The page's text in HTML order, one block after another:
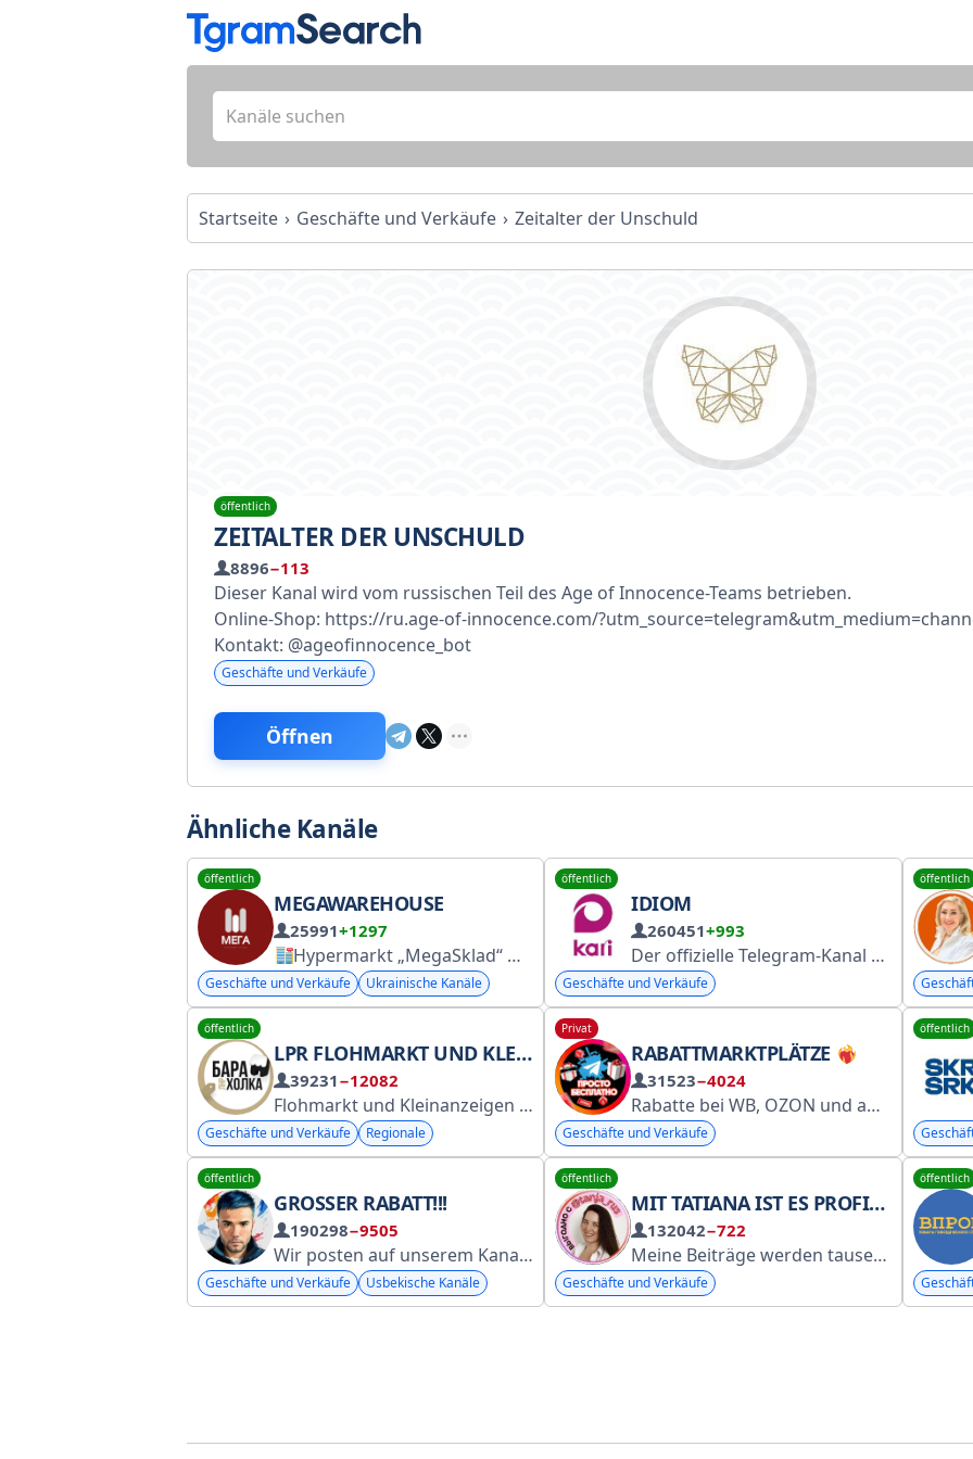
Startseite Geschäfte und Verkäufe Zeitalter der Unschuld
öffentlich
ZEITALTER DER UNSCHULD
8896−113
Dieser Kanal wird vom russischen Teil des Age of Innocence-Teams betrieben.
Online-Shop: https://ru.age-of-innocence.com/
Kontakt: @ageofinnocence_bot
Geschäfte und Verkäufe
Öffnen
Ähnliche Kanäle
öffentlich
MEGAWAREHOUSE
25991+1297
Hypermarkt „MegaSklad“ Geöffnet von 9:00 bis 17:40 Uhr (täglich) Lieferung
Geschäfte und Verkäufe Ukrainische Kanäle
öffentlich
IDIOM
260451+993
Der offizielle Telegram-Kanal der Handelskette kari. Unsere Website:
Geschäfte und Verkäufe
öffentlich
öffentlich
LPR FLOHMARKT UND KLEINANZEIGEN
39231−12082
Flohmarkt und Kleinanzeigen in LPR, ausgenommen Autos, Immobilien, Ersatzteile und Tiere. Bei Fragen wenden Sie sich bitte an @redaktorseti.
Geschäfte und Verkäufe Regionale
Privat
RABATTMARKTPLÄTZE
31523−4024
Rabatte bei WB, OZON und anderen Perfluence-Marktplätzen. Für Freunde: @prostobesplatno. Bei Fragen: @vikassadm.
Geschäfte und Verkäufe
öffentlich
öffentlich
GROSSER RABATT!!!
190298−9505
Wir posten auf unserem Kanal ausschließlich Produkte mit hohen Rabatten! Webseite: https://kattachegirma.uz Twitter: https://t.me/kattachegirma_uz_bot
Geschäfte und Verkäufe Usbekische Kanäle
öffentlich
MIT TATIANA IST ES PROFITABEL.
132042−722
Meine Beiträge werden tausendfach geteilt! Entdecke geheime Rabatte und Schnäppchen. Davon erfährt man im Laden nichts.
Geschäfte und Verkäufe
öffentlich